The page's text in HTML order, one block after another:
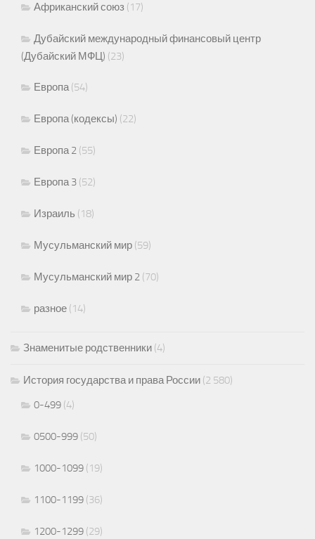
Африканский союз (17)
Дубайский международный финансовый центр
(Дубайский МФЦ) (23)
Европа(54)
Европа (кодексы) (22)
Европа 2 (55)
Европа 3 (52)
Израиль (18)
Мусульманский мир (59)
Мусульманский мир 2 (70)
разное (14)
Знаменитые родственники (4)
История государства и права России (2 580)
0-499 (4)
0500-999 (50)
1000-1099 (19)
1100-1199 (36)
1200-1299 (29)